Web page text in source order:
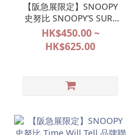
【阪急展限定】SNOOPY
史努比 SNOOPY’S SURF
SHOP 限定款式代購
HK$450.00 ~
HK$625.00